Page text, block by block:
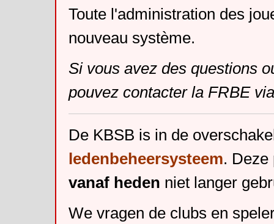
Toute l'administration des
nouveau système.
Si vous avez des questions
pouvez contacter la FRBE
De KBSB is in de
ledenbeheersysteem. Deze
vanaf heden niet langer
We vragen de clubs en